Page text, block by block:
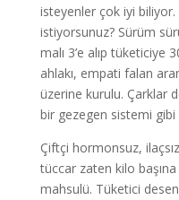
isteyenler çok iyi
istiyorsunuz? Sürüm
malı 3’e alıp tüketiciye
ahlakı, empati falan
üzerine kurulu. Çarklar
bir gezegen sistemi
Çiftçi hormonsuz,
tüccar zaten kilo
mahsulü. Tüketici